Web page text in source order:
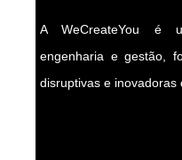
A WeCreateYou é
engenharia e gestão,
disruptivas e inovadoras